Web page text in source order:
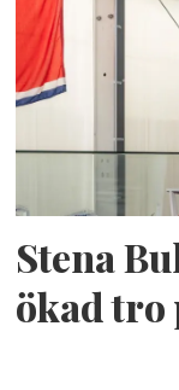
Stena
ökad tro